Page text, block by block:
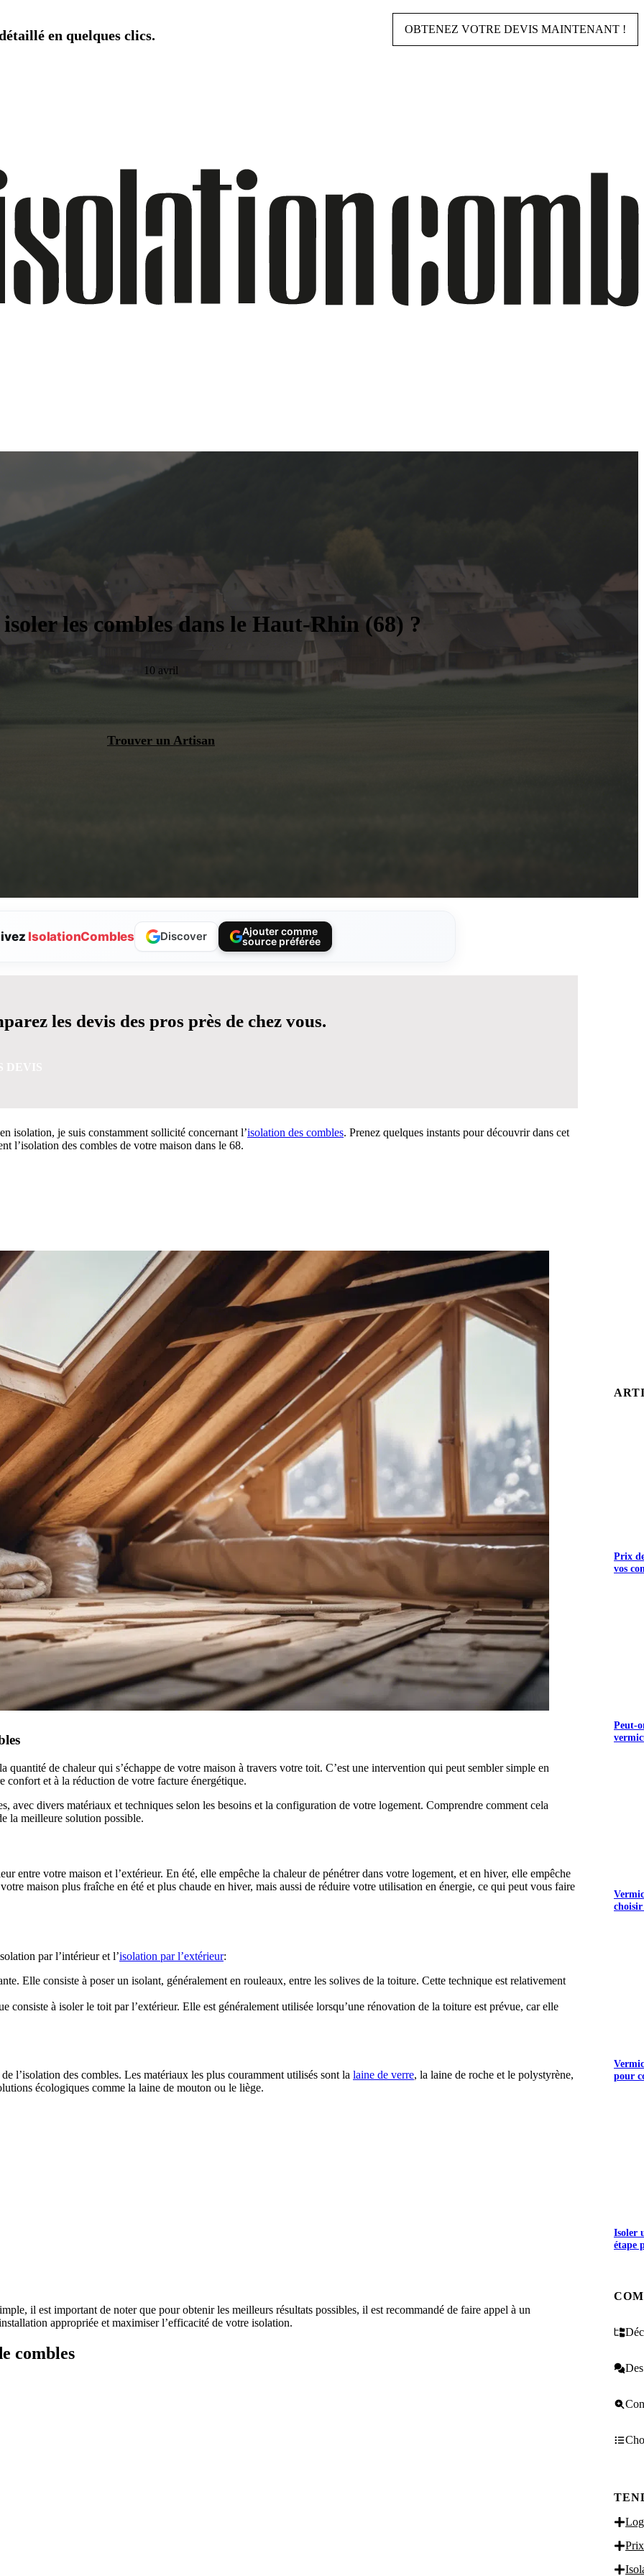
en quelques clics. OBTENEZ VOTRE DEVIS MAINTENANT !
les combles dans le Haut-Rhin (68) ?
10 avril
Trouver un Artisan
IsolationCombles Discover
Ajouter comme
source préférée
les devis des pros près de chez vous.
isolation, je suis constamment sollicité concernant l’isolation des combles. Prenez quelques instants pour découvrir dans cet
l’isolation des combles de votre maison dans le 68.
quantité de chaleur qui s’échappe de votre maison à travers votre toit. C’est une intervention qui peut sembler simple en
confort et à la réduction de votre facture énergétique.
avec divers matériaux et techniques selon les besoins et la configuration de votre logement. Comprendre comment cela
la meilleure solution possible.
entre votre maison et l’extérieur. En été, elle empêche la chaleur de pénétrer dans votre logement, et en hiver, elle empêche
maison plus fraîche en été et plus chaude en hiver, mais aussi de réduire votre utilisation en énergie, ce qui peut vous faire
par l’intérieur et l’isolation par l’extérieur:
Elle consiste à poser un isolant, généralement en rouleaux, entre les solives de la toiture. Cette technique est relativement
consiste à isoler le toit par l’extérieur. Elle est généralement utilisée lorsqu’une rénovation de la toiture est prévue, car elle
l’isolation des combles. Les matériaux les plus couramment utilisés sont la laine de verre, la laine de roche et le polystyrène,
écologiques comme la laine de mouton ou le liège.
il est important de noter que pour obtenir les meilleurs résultats possibles, il est recommandé de faire appel à un
appropriée et maximiser l’efficacité de votre isolation.
combles
Prix
vos
Peut-
pour
Isoler
étape